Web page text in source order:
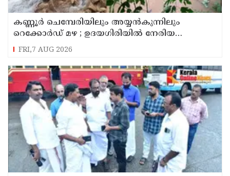
കണ്ണൂർ ചെമ്പേരിയിലും അയ്യൻകുന്നിലും
റെക്കോർഡ് മഴ ; ഉദയഗിരിയിൽ നേരിയ
ഉരുൾപൊട്ടൽ; 13 പേരെ ക്യാമ്പിലേക്ക് മാറ്റി
FRI,7 AUG 2026